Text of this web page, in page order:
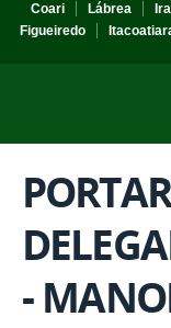
Coari
Lábrea
Figueiredo
-